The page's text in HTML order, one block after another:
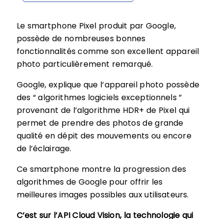
Le smartphone Pixel produit par Google,
possède de nombreuses bonnes
fonctionnalités comme son excellent appareil
photo particulièrement remarqué.
Google, explique que l’appareil photo possède
des “ algorithmes logiciels exceptionnels ”
provenant de l’algorithme HDR+ de Pixel qui
permet de prendre des photos de grande
qualité en dépit des mouvements ou encore
de l’éclairage.
Ce smartphone montre la progression des
algorithmes de Google pour offrir les
meilleures images possibles aux utilisateurs.
C’est sur l’API Cloud Vision, la technologie qui